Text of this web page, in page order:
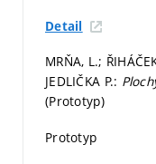
Detail
MRŇA, L.;
JEDLIČKA P.:
(Prototyp)
Prototyp